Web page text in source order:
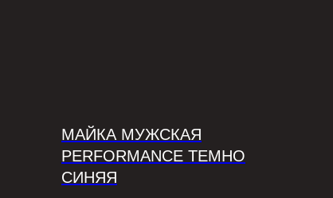
МАЙКА МУЖСКАЯ
PERFORMANCE ТЕМНО
СИНЯЯ